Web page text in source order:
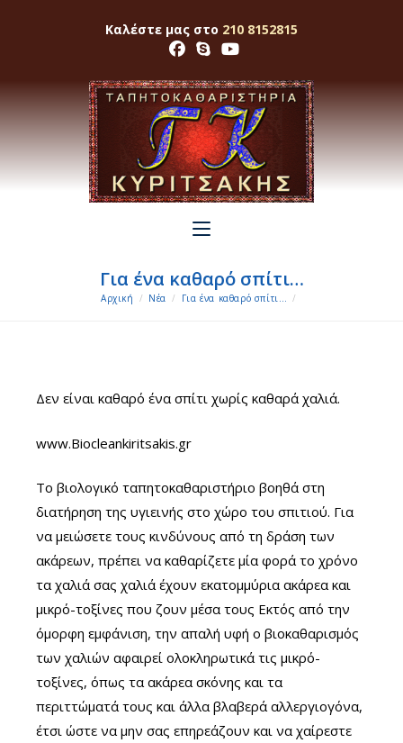
Καλέστε μας στο 210 8152815
Για ένα καθαρό σπίτι…
Αρχική / Νέα / Για ένα καθαρό σπίτι… /
Δεν είναι καθαρό ένα σπίτι χωρίς καθαρά χαλιά.
www.Biocleankiritsakis.gr
Το βιολογικό ταπητοκαθαριστήριο βοηθά στη
διατήρηση της υγιεινής στο χώρο του σπιτιού. Για
να μειώσετε τους κινδύνους από τη δράση των
ακάρεων, πρέπει να καθαρίζετε μία φορά το χρόνο
τα χαλιά σας χαλιά έχουν εκατομμύρια ακάρεα και
μικρό-τοξίνες που ζουν μέσα τους Εκτός από την
όμορφη εμφάνιση, την απαλή υφή ο βιοκαθαρισμός
των χαλιών αφαιρεί ολοκληρωτικά τις μικρό-
τοξίνες, όπως τα ακάρεα σκόνης και τα
περιττώματά τους και άλλα βλαβερά αλλεργιογόνα,
έτσι ώστε να μην σας επηρεάζουν και να χαίρεστε